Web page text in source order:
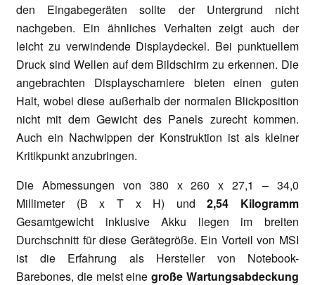
den Eingabegeräten sollte der Untergrund nicht
nachgeben. Ein ähnliches Verhalten zeigt auch der
leicht zu verwindende Displaydeckel. Bei punktuellem
Druck sind Wellen auf dem Bildschirm zu erkennen. Die
angebrachten Displayscharniere bieten einen guten
Halt, wobei diese außerhalb der normalen Blickposition
nicht mit dem Gewicht des Panels zurecht kommen.
Auch ein Nachwippen der Konstruktion ist als kleiner
Kritikpunkt anzubringen.
Die Abmessungen von 380 x 260 x 27,1 – 34,0
Millimeter (B x T x H) und2,54 Kilogramm
Gesamtgewicht inklusive Akku liegen im breiten
Durchschnitt für diese Gerätegröße. Ein Vorteil von MSI
ist die Erfahrung als Hersteller von Notebook-
Barebones, die meist eine große Wartungsabdeckung